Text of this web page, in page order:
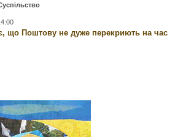
що Поштову не дуже перекриють на час